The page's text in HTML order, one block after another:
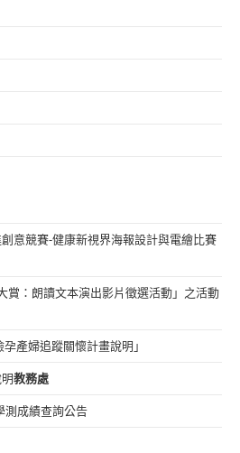
意競賽-健康新視界海報設計與電繪比賽
賞：朗讀文本演出影片徵選活動」之活動
產婦追蹤關懷計畫說明」
教務處
測成績查詢公告